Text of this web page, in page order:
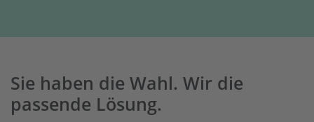
Sie haben die Wahl. Wir die
passende Lösung.